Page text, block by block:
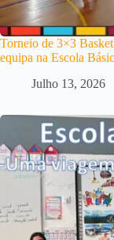
Torneio de 3×3
equipa na Escola
Julho 13, 2026